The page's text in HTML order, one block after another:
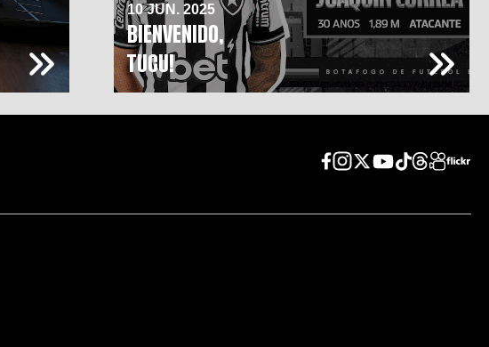
10 JUN. 2025
BIENVENIDO,
TUCU!